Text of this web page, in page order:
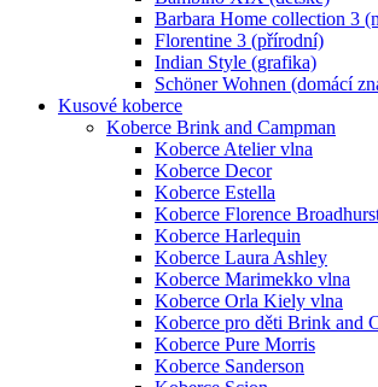
Barbara Home collection 3
Florentine 3 (přírodní)
Indian Style (grafika)
Schöner Wohnen (domácí
Kusové koberce
Koberce Brink and Campman
Koberce Atelier vlna
Koberce Decor
Koberce Estella
Koberce Florence
Koberce Harlequin
Koberce Laura Ashley
Koberce Marimekko vlna
Koberce Orla Kiely vlna
Koberce pro děti Brink and
Koberce Pure Morris
Koberce Sanderson